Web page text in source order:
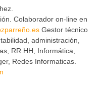
Colaborador on-line en
Gestor técnico
administración,
RR.HH, Informática,
Redes Informaticas.